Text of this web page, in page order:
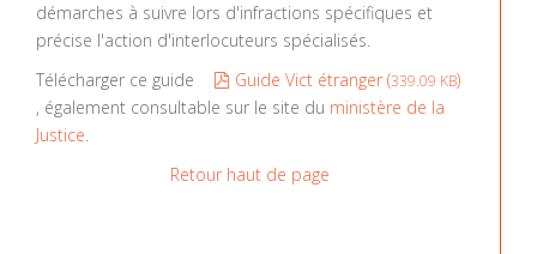
démarches à suivre lors d'infractions spécifiques et
précise l'action d'interlocuteurs spécialisés.
Télécharger ce guide
pdf
Guide Vict étranger (339.09 KB)
, également consultable sur le site du ministère de la
Justice.
Retour haut de page